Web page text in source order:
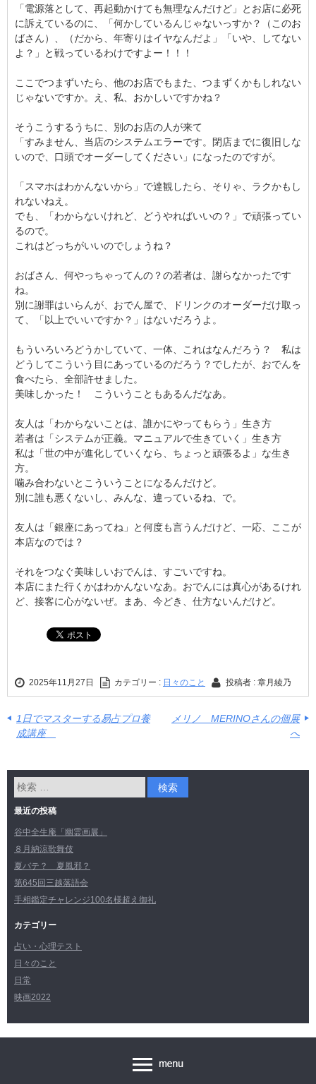
「電源落として、再起動かけても無理なんだけど」とお店に必死
に訴えているのに、「何かしているんじゃないっすか？（このお
ばさん）、（だから、年寄りはイヤなんだよ」「いや、してない
よ？」と戦っているわけですよー！！！
ここでつまずいたら、他のお店でもまた、つまずくかもしれない
じゃないですか。え、私、おかしいですかね？
そうこうするうちに、別のお店の人が来て
「すみません、当店のシステムエラーです。閉店までに復旧しな
いので、口頭でオーダーしてください」になったのですが。
「スマホはわかんないから」で達観したら、そりゃ、ラクかもし
れないねえ。
でも、「わからないけれど、どうやればいいの？」で頑張ってい
るので。
これはどっちがいいのでしょうね？
おばさん、何やっちゃってんの？の若者は、謝らなかったです
ね。
別に謝罪はいらんが、おでん屋で、ドリンクのオーダーだけ取っ
て、「以上でいいですか？」はないだろうよ。
もういろいろどうかしていて、一体、これはなんだろう？ 私は
どうしてこういう目にあっているのだろう？でしたが、おでんを
食べたら、全部許せました。
美味しかった！ こういうこともあるんだなあ。
友人は「わからないことは、誰かにやってもらう」生き方
若者は「システムが正義。マニュアルで生きていく」生き方
私は「世の中が進化していくなら、ちょっと頑張るよ」な生き
方。
噛み合わないとこういうことになるんだけど。
別に誰も悪くないし、みんな、違っているね、で。
友人は「銀座にあってね」と何度も言うんだけど、一応、ここが
本店なのでは？
それをつなぐ美味しいおでんは、すごいですね。
本店にまた行くかはわかんないなあ。おでんには真心があるけれ
ど、接客に心がないぜ。まあ、今どき、仕方ないんだけど。
2025年11月27日 カテゴリー : 日々のこと 投稿者 : 章月綾乃
1日でマスターする易占プロ養
成講座
メリノ MERINOさんの個展
へ
最近の投稿
谷中全生庵「幽霊画展」
８月納涼歌舞伎
夏バテ？ 夏風邪？
第645回三越落語会
手相鑑定チャレンジ100名様超え御礼
カテゴリー
占い・心理テスト
日々のこと
日常
映画2022